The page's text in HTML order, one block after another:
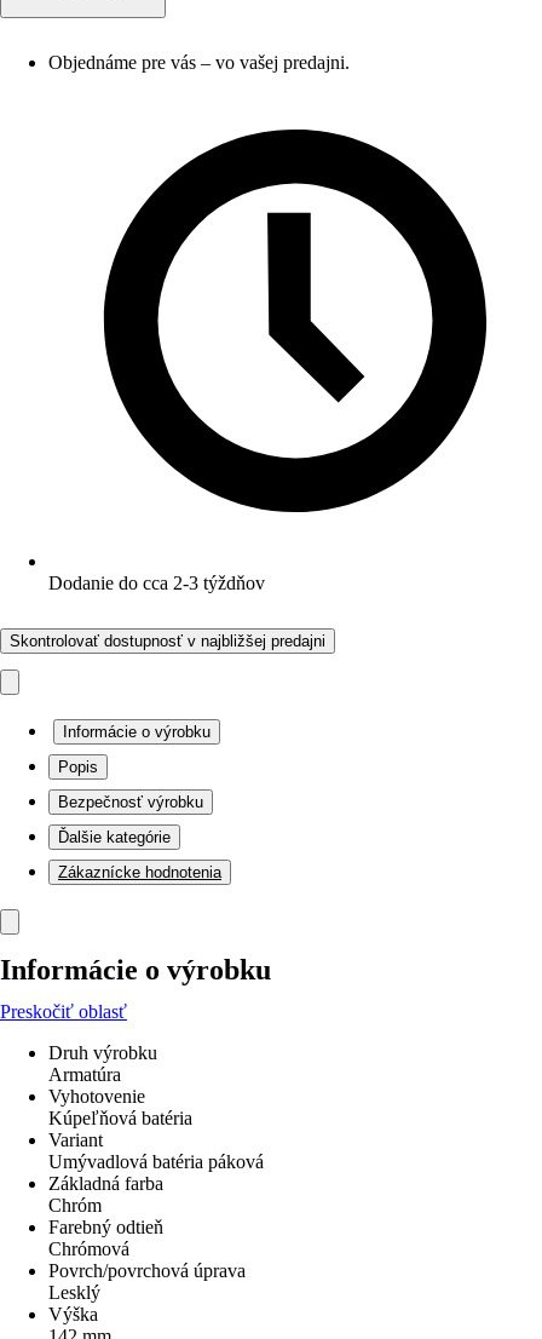
Objednáme pre vás – vo vašej predajni.
Dodanie do cca 2-3 týždňov
Skontrolovať dostupnosť v najbližšej predajni
Informácie o výrobku
Popis
Bezpečnosť výrobku
Ďalšie kategórie
Zákaznícke hodnotenia
Informácie o výrobku
Preskočiť oblasť
Druh výrobku
Armatúra
Vyhotovenie
Kúpeľňová batéria
Variant
Umývadlová batéria páková
Základná farba
Chróm
Farebný odtieň
Chrómová
Povrch/povrchová úprava
Lesklý
Výška